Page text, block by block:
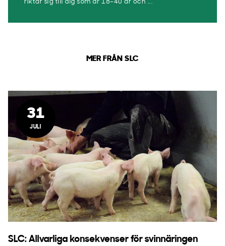
riktar sig till dig som är 18–40 år och ...
MER FRÅN SLC
31
JULI
SLC: Allvarliga konsekvenser för svinnäringen